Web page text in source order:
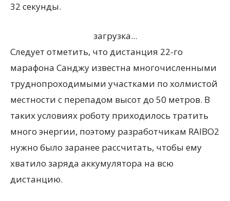
32 секунды.
загрузка...
Следует отметить, что дистанция 22-го
марафона Санджу известна многочисленными
труднопроходимыми участками по холмистой
местности с перепадом высот до 50 метров. В
таких условиях роботу приходилось тратить
много энергии, поэтому разработчикам RAIBO2
нужно было заранее рассчитать, чтобы ему
хватило заряда аккумулятора на всю
дистанцию.